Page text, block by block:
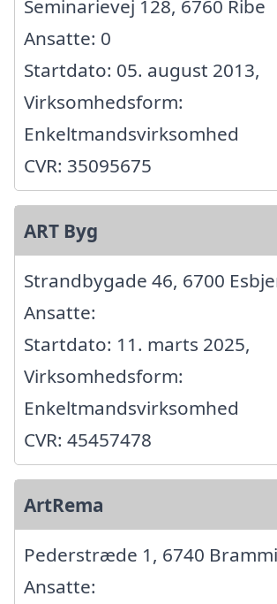
Seminarievej 128, 6760 Ribe
Ansatte: 0
Startdato: 05. august 2013,
Virksomhedsform:
Enkeltmandsvirksomhed
CVR: 35095675
ART Byg
Strandbygade 46, 6700
Ansatte:
Startdato: 11. marts 2025,
Virksomhedsform:
Enkeltmandsvirksomhed
CVR: 45457478
ArtRema
Pederstræde 1, 6740
Ansatte: